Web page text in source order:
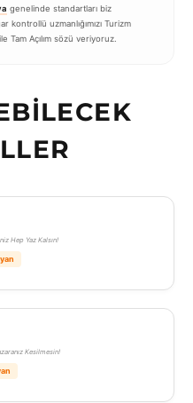
genelinde standartları biz
uzmanlığımızı Turizm
Tam Açılım sözü veriyoruz.
Hep Yaz Kalsın!
Kesilmesin!